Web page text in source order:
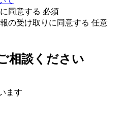
に同意する 必須
の受け取りに同意する 任意
相談ください
ます